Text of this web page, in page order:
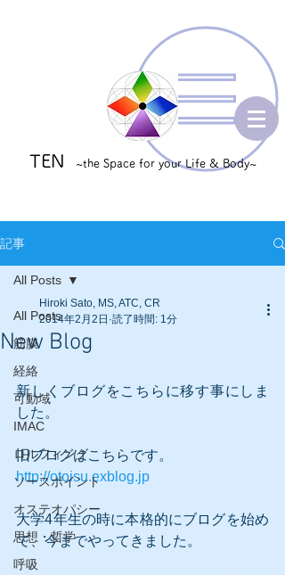
TEN ~the Space for your Life & Body~
記事
All Posts
筋膜
経絡
可動域
IMAC
ロルフィング
ソースポイント
オステオパシー
思想・哲学
呼吸
All Posts
New Blog
Hiroki Sato, MS, ATC, CR
2014年2月2日 読了時間: 1分
新しくブログをこちらに移す事にしま
した。
旧ブログはこちらです。
http://otoisu.exblog.jp
大学4年生の時に本格的にブログを始め
て、今までやってきました。